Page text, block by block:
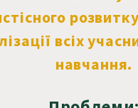
всіх
навчання.